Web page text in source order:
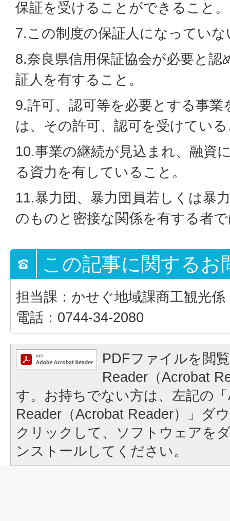
保証を受けることができること。
7.この制度の保証人になってい
8.奈良県信用保証協会が必要と認
証人を有すること。
9.許可、認可等を必要とする事業
は、その許可、認可を受けてい
10.事業の継続が見込まれ、融資
る資力を有していること。
11.暴力団、暴力団員若しくは暴
のものと密接な関係を有する者
この記事に関するお
担当課：かせぐ地域課商工観光係
電話：0744-34-2080
PDFファイルを閲
Reader（Acrobat
す。お持ちでない方は、左記の
Reader（Acrobat Reader）」ダ
クリックして、ソフトウェアを
ンストールしてください。